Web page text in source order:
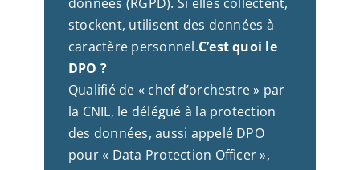
stockent, utilisent des données à
caractère personnel.C’est quoi le
DPO ?
Qualifié de « chef d’orchestre » par
la CNIL, le délégué à la protection
des données, aussi appelé DPO
pour « Data Protection Officer »,